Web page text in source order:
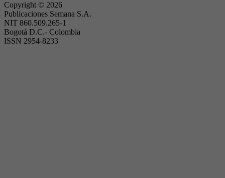
Copyright © 2026
Publicaciones Semana S.A.
NIT 860.509.265-1
Bogotá D.C.- Colombia
ISSN 2954-8233